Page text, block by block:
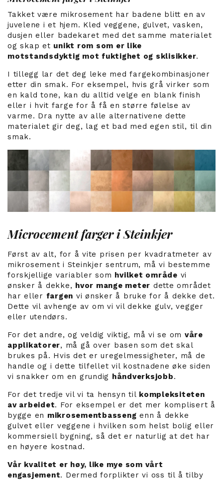
Takket være mikrosement har badene blitt en av
juvelene i et hjem. Kled veggene, gulvet, vasken,
dusjen eller badekaret med det samme materialet
og skap et unikt rom som er like
motstandsdyktig mot fuktighet og sklisikker.
I tillegg lar det deg leke med fargekombinasjoner
etter din smak. For eksempel, hvis grå virker som
en kald tone, kan du alltid velge en blank finish
eller i hvit farge for å få en større følelse av
varme. Dra nytte av alle alternativene dette
materialet gir deg, lag et bad med egen stil, til din
smak.
Microcement farger i Steinkjer
Først av alt, for å vite prisen per kvadratmeter av
mikrosement i Steinkjer sentrum, må vi bestemme
forskjellige variabler som hvilket område vi
ønsker å dekke, hvor mange meter dette området
har eller fargen vi ønsker å bruke for å dekke det.
Dette vil avhenge av om vi vil dekke gulv, vegger
eller utendørs.
For det andre, og veldig viktig, må vi se om våre
applikatorer, må gå over basen som det skal
brukes på. Hvis det er uregelmessigheter, må de
handle og i dette tilfellet vil kostnadene øke siden
vi snakker om en grundig håndverksjobb.
For det tredje vil vi ta hensyn til kompleksiteten
av arbeidet. For eksempel er det mer komplisert å
bygge en mikrosementbasseng enn å dekke
gulvet eller veggene i hvilken som helst bolig eller
kommersiell bygning, så det er naturlig at det har
en høyere kostnad.
Vår kvalitet er høy, like mye som vårt
engasjement. Dermed forplikter vi oss til å tilby